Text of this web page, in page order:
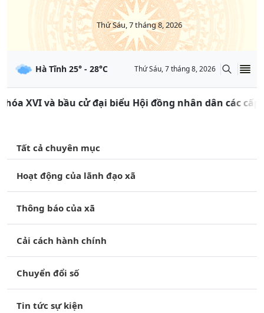
Thứ Sáu, 7 tháng 8, 2026
Hà Tĩnh 25° - 28°C Thứ Sáu, 7 tháng 8, 2026
XVI và bầu cử đại biểu Hội đồng nhân dân các cấp
Tất cả chuyên mục
Hoạt động của lãnh đạo xã
Thông báo của xã
Cải cách hành chính
Chuyển đổi số
Tin tức sự kiện